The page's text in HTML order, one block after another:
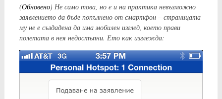
(Обновено) Не само това, но e и на практика невъзможно
заявлението да бъде попълнено от смартфон – страницата
му не е създадена да има мобилен изглед, което прави
полетата в нея недостъпни. Ето как изглежда: